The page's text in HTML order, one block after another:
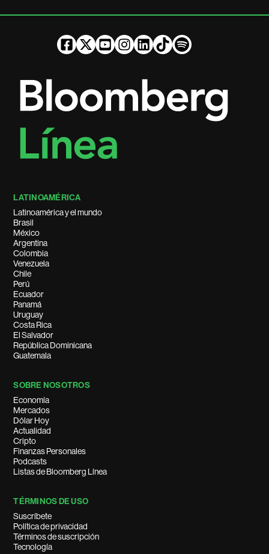
LATINOAMÉRICA
Latinoamérica y el mundo
Brasil
México
Argentina
Colombia
Venezuela
Chile
Perú
Ecuador
Panamá
Uruguay
Costa Rica
El Salvador
República Dominicana
Guatemala
SOBRE NOSOTROS
Economía
Mercados
Dólar Hoy
Actualidad
Cripto
Finanzas Personales
Podcasts
Listas de Bloomberg Línea
TÉRMINOS DE USO
Suscríbete
Política de privacidad
Términos de suscripción
Tecnología